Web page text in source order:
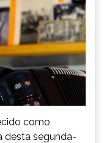
como
desta segunda-